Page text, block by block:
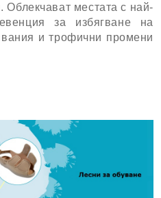
Облекчават местата с най-
за избягване на
и трофични промени